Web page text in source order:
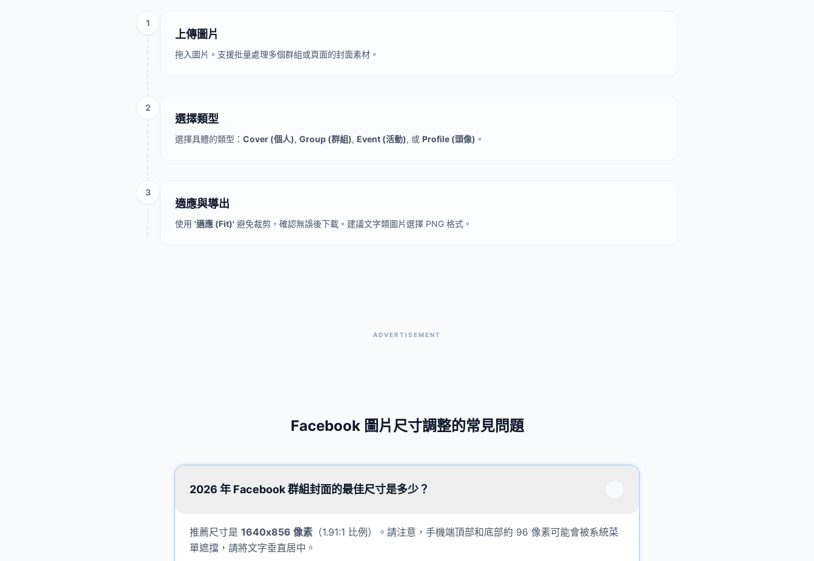
1
上傳圖片
拖入圖片。支援批量處理多個群組或頁面的封面素材。
2
選擇類型
選擇具體的類型： Cover (個人), Group (群組), Event (活動), 或 Profile (頭像) 。
3
適應與導出
使用 '適應 (Fit)' 避免裁剪，確認無誤後下載。建議文字類圖片選擇 PNG 格式。
ADVERTISEMENT
Facebook 圖片尺寸調整的常見問題
2026 年 Facebook 群組封面的最佳尺寸是多少？
推薦尺寸是 1640x856 像素 （1.91:1 比例）。請注意，手機端頂部和底部約 96 像素可能會被系統菜
單遮擋，請將文字垂直居中。